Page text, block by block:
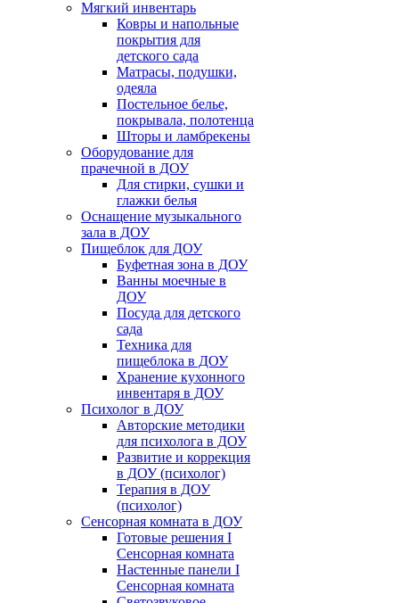
Мягкий инвентарь
Ковры и напольные
покрытия для
детского сада
Матрасы, подушки,
одеяла
Постельное белье,
покрывала, полотенца
Шторы и ламбрекены
Оборудование для
прачечной в ДОУ
Для стирки, сушки и
глажки белья
Оснащение музыкального
зала в ДОУ
Пищеблок для ДОУ
Буфетная зона в ДОУ
Ванны моечные в
ДОУ
Посуда для детского
сада
Техника для
пищеблока в ДОУ
Хранение кухонного
инвентаря в ДОУ
Психолог в ДОУ
Авторские методики
для психолога в ДОУ
Развитие и коррекция
в ДОУ (психолог)
Терапия в ДОУ
(психолог)
Сенсорная комната в ДОУ
Готовые решения I
Сенсорная комната
Настенные панели I
Сенсорная комната